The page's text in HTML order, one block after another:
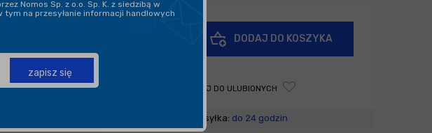
ZŁ
DODAJ DO KOSZYKA
DODAJ DO ULUBIONYCH
Wysyłka: do 24 godzin
Nomos Sp. z o.o. Sp. K. z siedzibą w
na przesyłanie informacji handlowych
zapisz się